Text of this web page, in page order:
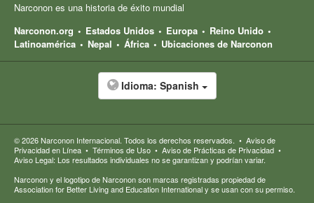
Narconon es una historia de éxito mundial
Narconon.org
Estados Unidos Europa
Reino Unido
Latinoamérica
Nepal África Ubicaciones de Narconon
Idioma: Spanish
© 2026Narconon Internacional. Todos los derechos reservados. • Aviso de
Privacidad en Línea • Términos de Uso • Aviso de Prácticas de Privacidad •
Aviso Legal: Los resultados individuales no se garantizan y podrían variar.
Narconon y el logotipo de Narconon son marcas registradas propiedad de
Association for Better Living and Education International y se usan con su permiso.